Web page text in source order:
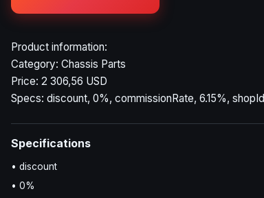
Product information:
Category: Chassis Parts
Price: 2 306,56 USD
Specs: discount, 0%, commissionRate, 6.15%, shopId
Specifications
• discount
• 0%